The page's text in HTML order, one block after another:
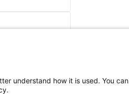
understand how it is used. You